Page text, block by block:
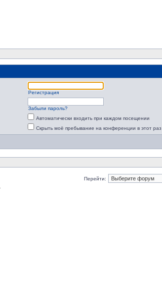
Регистрация
Забыли пароль?
Автоматически входить при каждом посещении
Скрыть моё пребывание на конференции в этот раз
Перейти: